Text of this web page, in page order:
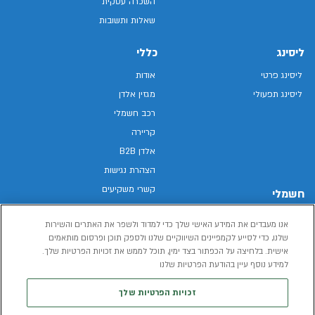
שאלות ותשובות
ליסינג
ליסינג פרטי
ליסינג תפעולי
חשמלי
רכב חשמלי
הכל על רכב חשמלי
כללי
אודות
מגזין אלדן
רכב חשמלי
קריירה
אלדן B2B
הצהרת נגישות
קשרי משקיעים
מפת האתר
מדיניות פרטיות
תנאי שימוש
אנו מעבדים את המידע האישי שלך כדי למדוד ולשפר את האתרים והשירות
שלנו, כדי לסייע לקמפיינים השיווקיים שלנו ולספק תוכן ופרסום מותאמים
אישית. בלחיצה על הכפתור בצד ימין, תוכל לממש את זכויות הפרטיות שלך.
למידע נוסף עיין בהודעת הפרטיות שלנו
זכויות הפרטיות שלך